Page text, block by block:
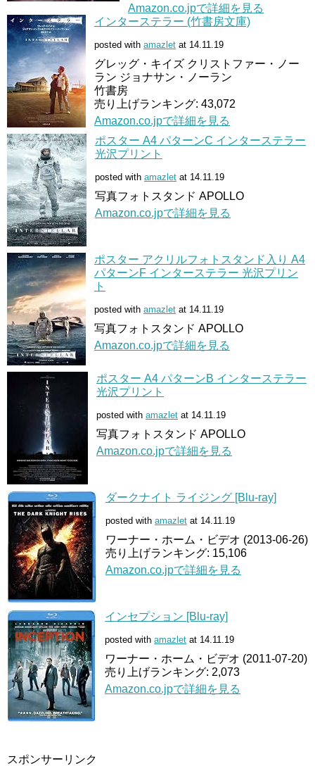
Amazon.co.jpで詳細を見る
インターステラー (竹書房文庫)
posted with amazlet at 14.11.19
グレッグ・キイズ クリストファー・ノー
ラン ジョナサン・ノーラン
竹書房
売り上げランキング: 43,072
Amazon.co.jpで詳細を見る
ポスター A4 パターンC インターステラー
光沢プリント
posted with amazlet at 14.11.19
写真フォトスタンド APOLLO
Amazon.co.jpで詳細を見る
ポスター アクリルフォトスタンド入り A4
パターンF インターステラー 光沢プリン
ト
posted with amazlet at 14.11.19
写真フォトスタンド APOLLO
Amazon.co.jpで詳細を見る
ポスター A4 パターンB インターステラー
光沢プリント
posted with amazlet at 14.11.19
写真フォトスタンド APOLLO
Amazon.co.jpで詳細を見る
ダークナイト ライジング [Blu-ray]
posted with amazlet at 14.11.19
ワーナー・ホーム・ビデオ (2013-06-26)
売り上げランキング: 15,106
Amazon.co.jpで詳細を見る
インセプション [Blu-ray]
posted with amazlet at 14.11.19
ワーナー・ホーム・ビデオ (2011-07-20)
売り上げランキング: 2,073
Amazon.co.jpで詳細を見る
スポンサーリンク